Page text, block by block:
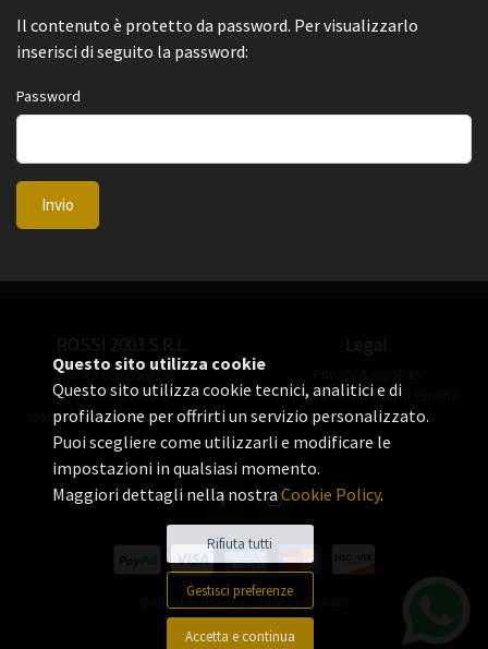
Il contenuto è protetto da password. Per visualizzarlo
inserisci di seguito la password:
Password
Invio
ROSSI 2003 S.R.L.
P.IVA 06655560156
+39 02 3360 8378
manuel.rossi@rossiorologi.com
Legal
Termini e Condizioni di Vendita
© All rights reserved. Made by
Questo sito utilizza cookie
Questo sito utilizza cookie tecnici, analitici e di
profilazione per offrirti un servizio personalizzato.
Puoi scegliere come utilizzarli e modificare le
impostazioni in qualsiasi momento.
Maggiori dettagli nella nostraCookie Policy.
Rifiuta tutti
Gestisci preferenze
Accetta e continua